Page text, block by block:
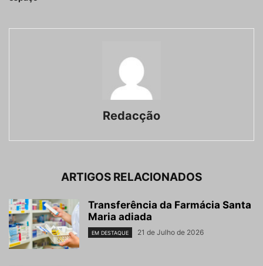
Redacção
ARTIGOS RELACIONADOS
Transferência da Farmácia Santa
Maria adiada
EM DESTAQUE 21 de Julho de 2026